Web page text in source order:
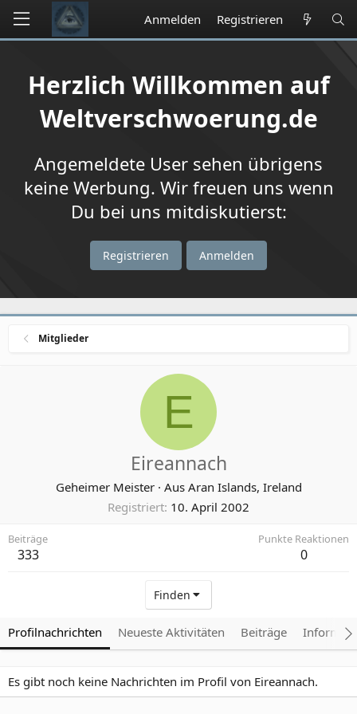
Anmelden Registrieren
Herzlich Willkommen auf
Weltverschwoerung.de
Angemeldete User sehen übrigens
keine Werbung. Wir freuen uns wenn
Du bei uns mitdiskutierst:
Registrieren Anmelden
Mitglieder
E
Eireannach
Geheimer Meister · Aus Aran Islands, Ireland
Registriert 10. April 2002
Beiträge
333
Punkte Reaktionen
0
Finden
Profilnachrichten Neueste Aktivitäten Beiträge
Es gibt noch keine Nachrichten im Profil von Eireannach.